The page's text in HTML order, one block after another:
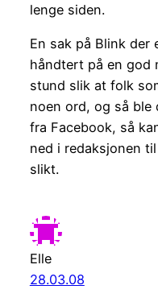
lenge siden.
En sak på Blink der
håndtert på en god
stund slik at folk
noen ord, og så ble
fra Facebook, så
ned i redaksjonen
slikt.
Elle
28.03.08